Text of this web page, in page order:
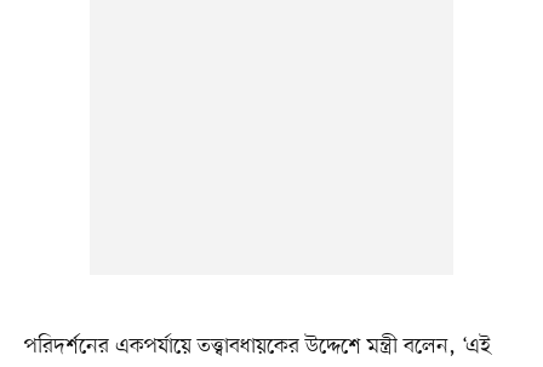
পরিদর্শনের একপর্যায়ে তত্ত্বাবধায়কের উদ্দেশে মন্ত্রী বলেন, ‘এই